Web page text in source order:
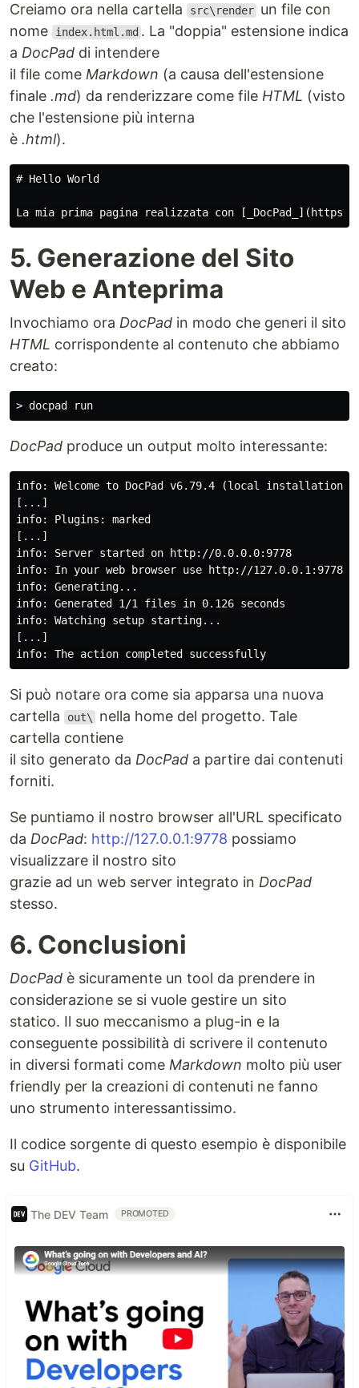
Creiamo ora nella cartella src\render un file con
nome
index.html.md . La "doppia" estensione indica
a DocPad di intendere
il file come Markdown (a causa dell'estensione
finale .md) da renderizzare come file HTML (visto
che l'estensione più interna
è .html).
# Hello World
5. Generazione del Sito
Web e Anteprima
Invochiamo ora DocPad in modo che generi il sito
HTML corrispondente al contenuto che abbiamo
creato:
DocPad produce un output molto interessante:
info: Welcome to DocPad v6.79.4 (local installation:
[...]
info: Plugins: marked
[...]
info: Server started on http://0.0.0.0:9778
info: In your web browser use http://127.0.0.1:9778
info: Generating...
info: Generated 1/1 files in 0.126 seconds
info: Watching setup starting...
[...]
Si può notare ora come sia apparsa una nuova
cartella
out\
nella home del progetto. Tale
cartella contiene
il sito generato da DocPad a partire dai contenuti
forniti.
Se puntiamo il nostro browser all'URL specificato
da DocPad: http://127.0.0.1:9778 possiamo
visualizzare il nostro sito
grazie ad un web server integrato in DocPad
stesso.
6. Conclusioni
DocPad è sicuramente un tool da prendere in
considerazione se si vuole gestire un sito
statico. Il suo meccanismo a plug-in e la
conseguente possibilità di scrivere il contenuto
in diversi formati come Markdown molto più user
friendly per la creazioni di contenuti ne fanno
uno strumento interessantissimo.
Il codice sorgente di questo esempio è disponibile
su GitHub.
The DEV Team PROMOTED